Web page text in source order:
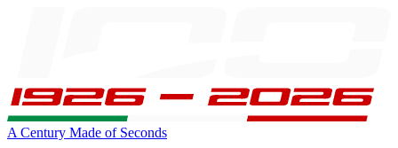
A Century Made of Seconds